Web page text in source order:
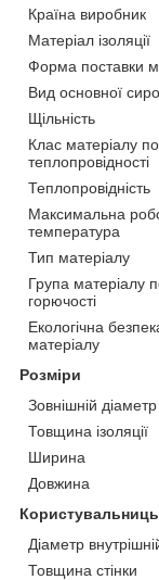
Країна виробник
Матеріал ізоляції
Форма поставки
Вид основної
Щільність
Клас матеріалу по
теплопровідності
Теплопровідність
Максимальна
температура
Тип матеріалу
Група матеріалу
горючості
Екологічна
матеріалу
Розміри
Зовнішній
Товщина ізоляції
Ширина
Довжина
Діаметр
Товщина стінки